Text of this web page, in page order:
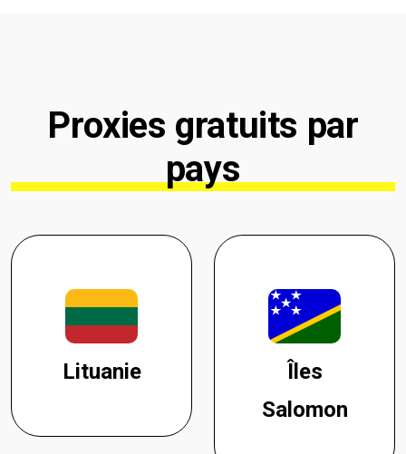
Proxies gratuits par
pays
Lituanie
Îles
Salomon